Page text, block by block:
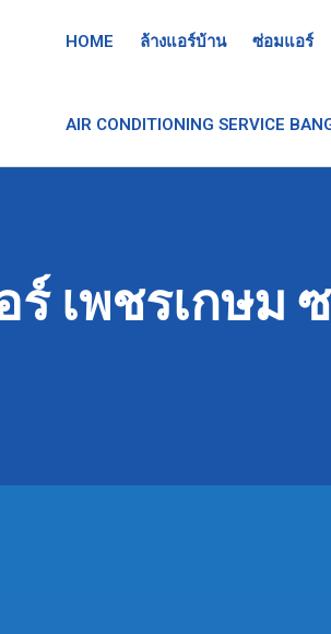
HOME ล้างแอร์บ้าน ซ่อมแอร์
AIR CONDITIONING SERVICE
ร์ เพชรเกษม